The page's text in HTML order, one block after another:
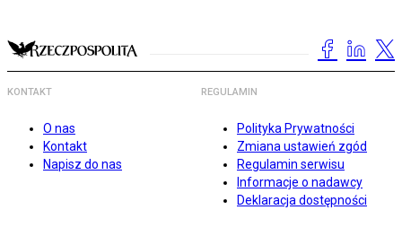
KONTAKT
O nas
Kontakt
Napisz do nas
REGULAMIN
Polityka Prywatności
Zmiana ustawień zgód
Regulamin serwisu
Informacje o nadawcy
Deklaracja dostępności